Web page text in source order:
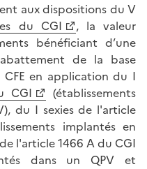
aux dispositions du V
du CGI
, la valeur
bénéficiant d’une
de la base
en application du I
CGI
(établissements
du I sexies de l'article
implantés en
l'article 1466 A du CGI
dans un QPV et